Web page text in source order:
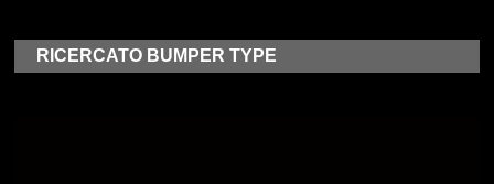
RICERCATO BUMPER TYPE